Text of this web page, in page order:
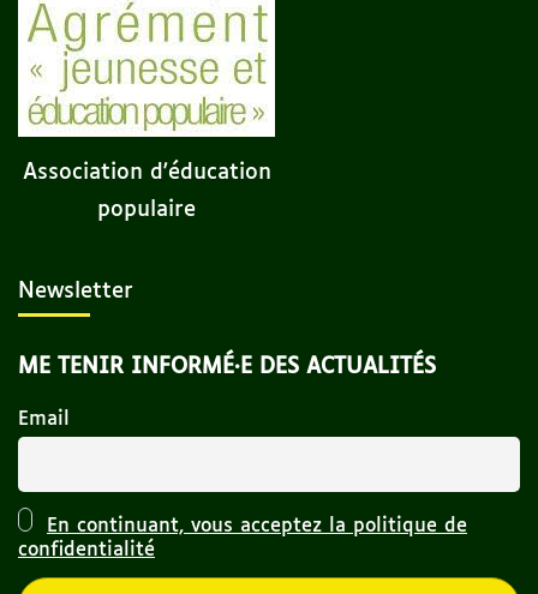
Association d'éducation
populaire
Newsletter
ME TENIR INFORMÉ·E DES ACTUALITÉS
Email
En continuant, vous acceptez la politique de
confidentialité